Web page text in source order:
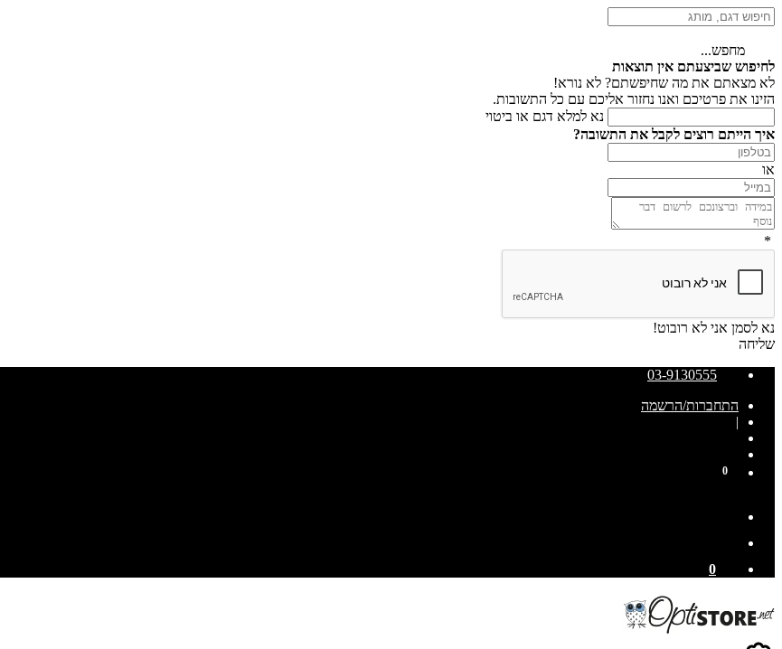
מחפש...
לחיפוש שביצעתם אין תוצאות
לא מצאתם את מה שחיפשתם? לא נורא!
הזינו את פרטיכם ואנו נחזור אליכם עם כל התשובות.
נא למלא דגם או ביטוי
איך הייתם רוצים לקבל את התשובה?
או
*
נא לסמן אני לא רובוט!
שליחה
03-9130555
התחברות/הרשמה
|
0
0